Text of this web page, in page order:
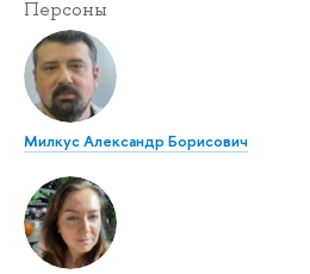
Персоны
Милкус Александр Борисович